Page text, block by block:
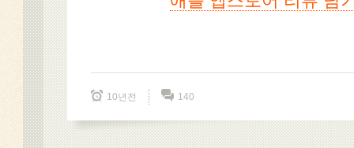
10년전 140